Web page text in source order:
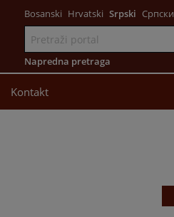
Bosanski Hrvatski Srpski Српски
Napredna pretraga
Kontakt